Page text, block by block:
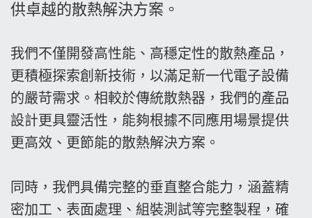
供卓越的散熱解決方案。
我們不僅開發高性能、高穩定性的散熱產品，
更積極探索創新技術，以滿足新一代電子設備
的嚴苛需求。相較於傳統散熱器，我們的產品
設計更具靈活性，能夠根據不同應用場景提供
更高效、更節能的散熱解決方案。
同時，我們具備完整的垂直整合能力，涵蓋精
密加工、表面處理、組裝測試等完整製程，確